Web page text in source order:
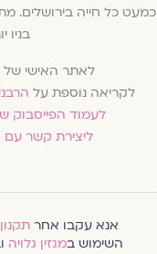
כמעט כל חייה
בניו
לאתר האישי של
לקריאה נוספת על
לעמוד הפייסבוק
ליצירת קשר עם
אנא עקבו אחר
השימוש במגזין גלויה